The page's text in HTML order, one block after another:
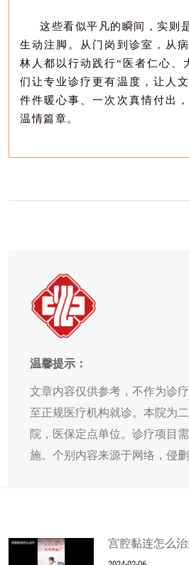
这些看似平凡的瞬间，实则
生动注脚。从门岗到诊室，从
林人都以行动践行“ 医者仁心
们让专业诊疗更有温度，让人
件件暖心事、一次次真情付出
温情篇章。
温馨提示：
文章内容仅供参考，不作为诊
至正规医疗机构就诊。本院为
院，医保定点单位。诊疗项目
施。个别内容来源于网络，侵删
宫腔黏连怎么治